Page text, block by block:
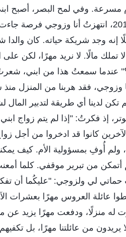
مسرعة. وفي لمح البصر، أصبح
من عام 2013، انتهزتُ أنا وزوجي
إنه وجد شريكة حياته. كان
لا تملك مالًا. لا نريد مهرًا،
عندما سمعتُ هذا من ابني،
وزوجي، فقد هربنا من المنزل
تكن لدينا أي طريقة لتدبير
إذ فكرتُ: "إذا لم يتم زواج
كانوا قد ادخروا من أجل
ولم أُوفِ بمسؤولية الأم. كيف
أتمكن من تبرير موقفي. كلما
لي ولزوجي: "عليكُما أن
عائلة العروس مهرًا بعشرات
له منزلًا، ودفعت مهرًا يزيد عن
يريدون من عائلتنا مهرًا، بل